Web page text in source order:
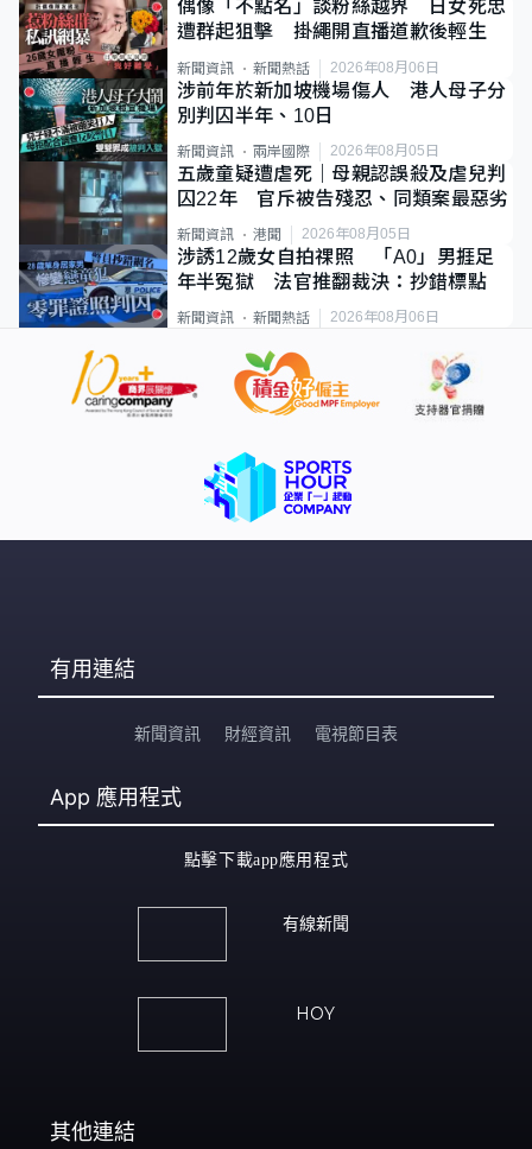
偶像「不點名」談粉絲越界 日女死忠
遭群起狙擊 掛繩開直播道歉後輕生
新聞資訊 新聞熱話 2026年08月06日
涉前年於新加坡機場傷人 港人母子分
別判囚半年、10日
新聞資訊 兩岸國際 2026年08月05日
五歲童疑遭虐死｜母親認誤殺及虐兒判
囚22年 官斥被告殘忍、同類案最惡劣
新聞資訊 港聞 2026年08月05日
涉誘12歲女自拍祼照 「A0」男捱足
年半冤獄 法官推翻裁決：抄錯標點
新聞資訊 新聞熱話 2026年08月06日
有用連結
新聞資訊 財經資訊 電視節目表
App 應用程式
點擊下載app應用程式
有線新聞
HOY
其他連結